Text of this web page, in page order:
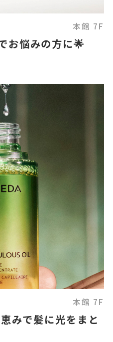
本館 7F
お悩みの方に🌟
本館 7F
みで髪に光をまと